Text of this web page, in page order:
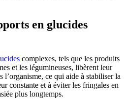
en glucides
complexes, tels que les produits
et les légumineuses, libèrent leur
l’organisme, ce qui aide à stabiliser la
constante et à éviter les fringales en
plus longtemps.